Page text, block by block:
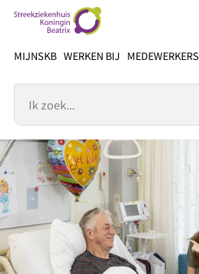
inhoud
MIJNSKB WERKEN BIJ MEDEWERKERS